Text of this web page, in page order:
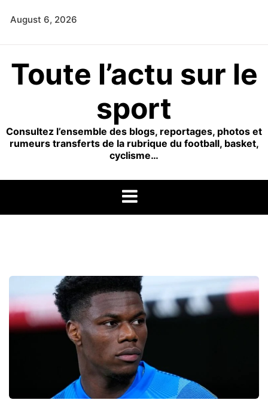
August 6, 2026
Toute l’actu sur le
sport
Consultez l’ensemble des blogs, reportages, photos et
rumeurs transferts de la rubrique du football, basket,
cyclisme…